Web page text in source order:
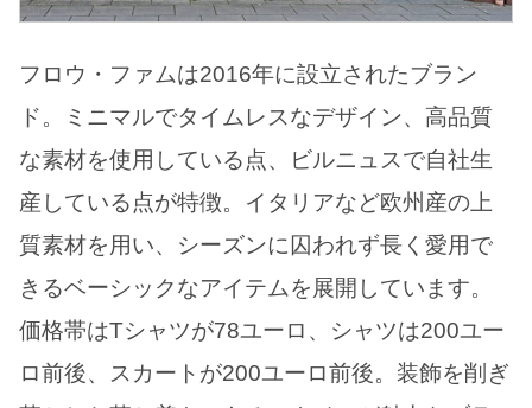
フロウ・ファムは2016年に設立されたブラン
ド。ミニマルでタイムレスなデザイン、高品質
な素材を使用している点、ビルニュスで自社生
産している点が特徴。イタリアなど欧州産の上
質素材を用い、シーズンに囚われず長く愛用で
きるベーシックなアイテムを展開しています。
価格帯はTシャツが78ユーロ、シャツは200ユー
ロ前後、スカートが200ユーロ前後。装飾を削ぎ